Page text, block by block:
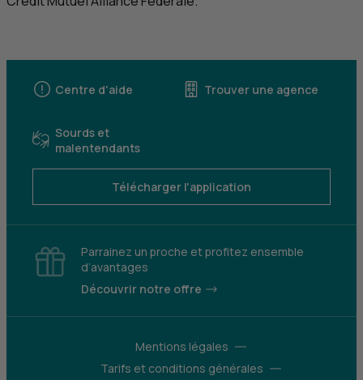
Centre d'aide Trouver une agence
Sourds et
malentendants
Télécharger l'application
Parrainez un proche et profitez ensemble
d’avantages
Découvrir notre offre
Mentions légales
Tarifs et conditions générales